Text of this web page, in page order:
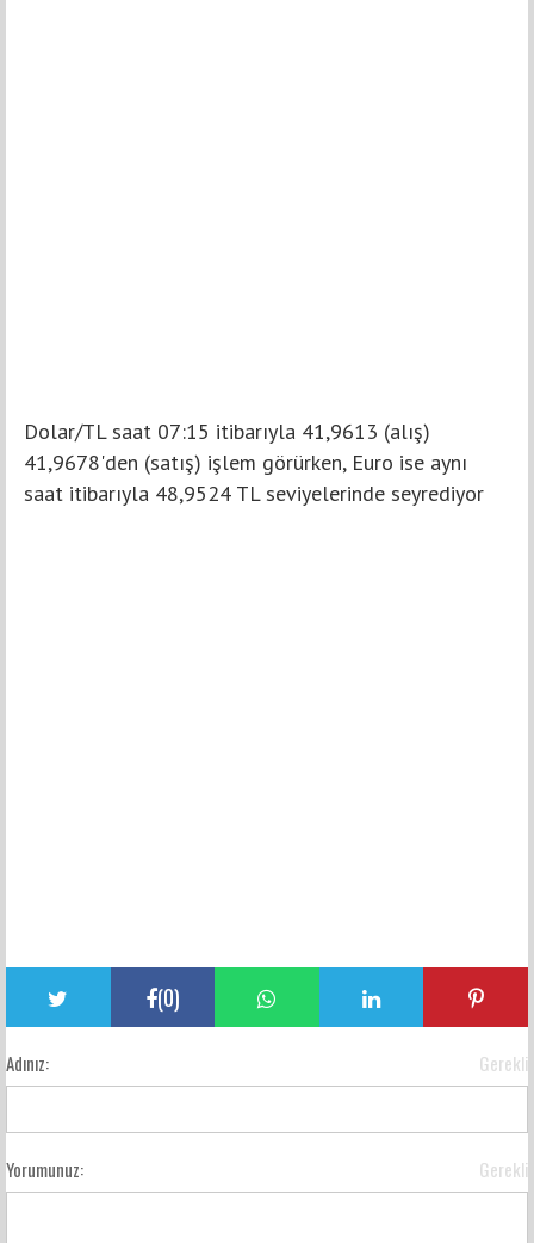
Dolar/TL saat 07:15 itibarıyla 41,9613 (alış)
41,9678'den (satış) işlem görürken, Euro ise aynı
saat itibarıyla 48,9524 TL seviyelerinde seyrediyor
(0)
Adınız: Gerekli
Yorumunuz: Gerekli